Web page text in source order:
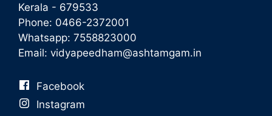
Kerala - 679533
Phone: 0466-2372001
Whatsapp: 7558823000
Email: vidyapeedham@ashtamgam.in
Facebook
Instagram